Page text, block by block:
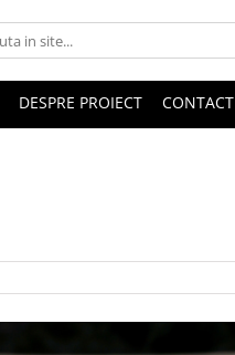
DESPRE PROIECT CONTACT